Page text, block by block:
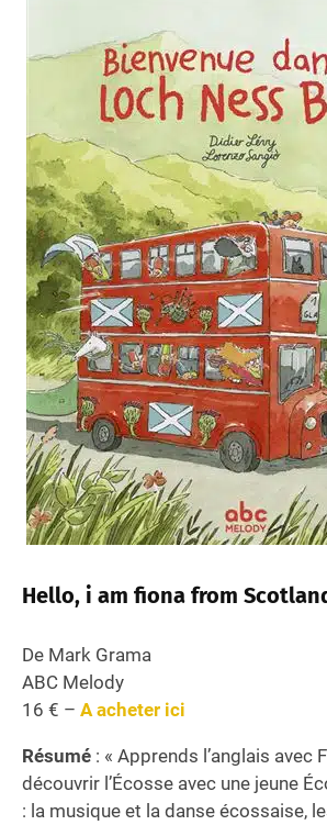
Hello, i am fiona from
De Mark Grama
ABC Melody
16 € – A acheter ici
Résumé : « Apprends l’anglais avec
découvrir l’Écosse avec une jeune
: la musique et la danse écossaise,